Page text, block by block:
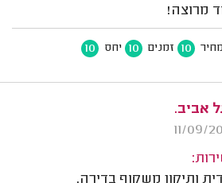
מרוצה!
10 זמנים 10 יחס 10
אביב.